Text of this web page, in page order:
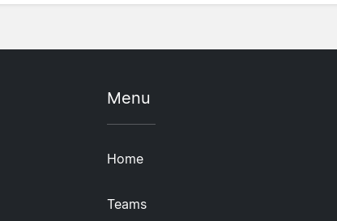
Menu
Home
Teams